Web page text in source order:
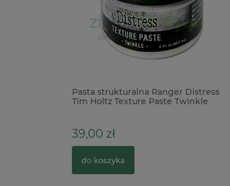
Pasta strukturalna Ranger Distress
Tim Holtz Texture Paste Twinkle
39,00 zł
do koszyka